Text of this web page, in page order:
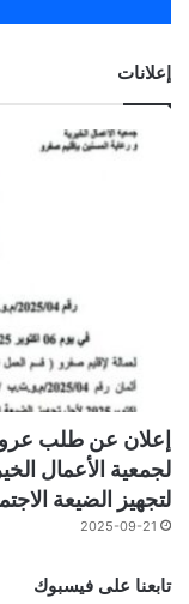
إعلانات
لجمعية الأعمال
لتجهيز الضيعة
2025-09-21
تابعنا على فيسبوك